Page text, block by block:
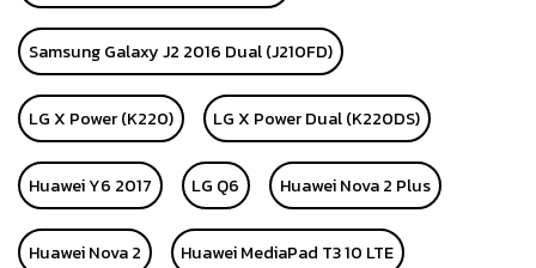
Samsung Galaxy J2 2016 Dual (J210FD)
LG X Power (K220) LG X Power Dual (K220DS)
Huawei Y6 2017 LG Q6 Huawei Nova 2 Plus
Huawei Nova 2 Huawei MediaPad T3 10 LTE